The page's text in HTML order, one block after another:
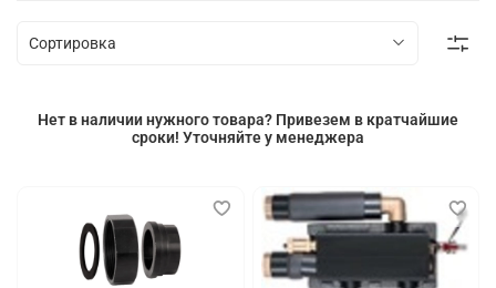
Нет в наличии нужного товара? Привезем в кратчайшие
сроки! Уточняйте у менеджера